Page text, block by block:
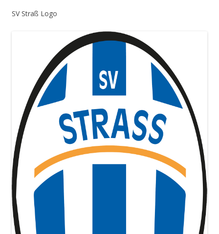
SV Straß Logo